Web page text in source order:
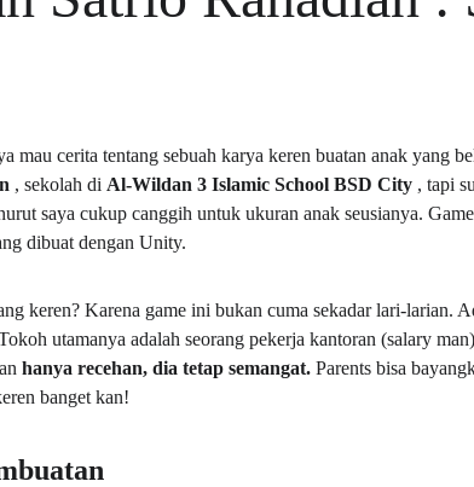
mau cerita tentang sebuah karya keren buatan anak yang
, sekolah di Al-Wildan 3 Islamic School BSD City , tapi
saya cukup canggih untuk ukuran anak seusianya.
dibuat dengan Unity.
keren? Karena game ini bukan cuma sekadar lari-larian.
utamanya adalah seorang pekerja kantoran (salary
hanya recehan, dia tetap semangat. Parents bisa
banget kan!